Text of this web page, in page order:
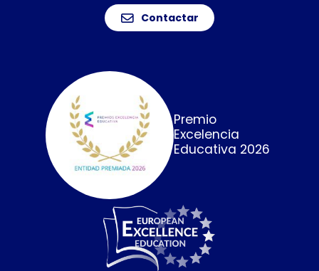
Contactar
Premio
Excelencia
Educativa 2026